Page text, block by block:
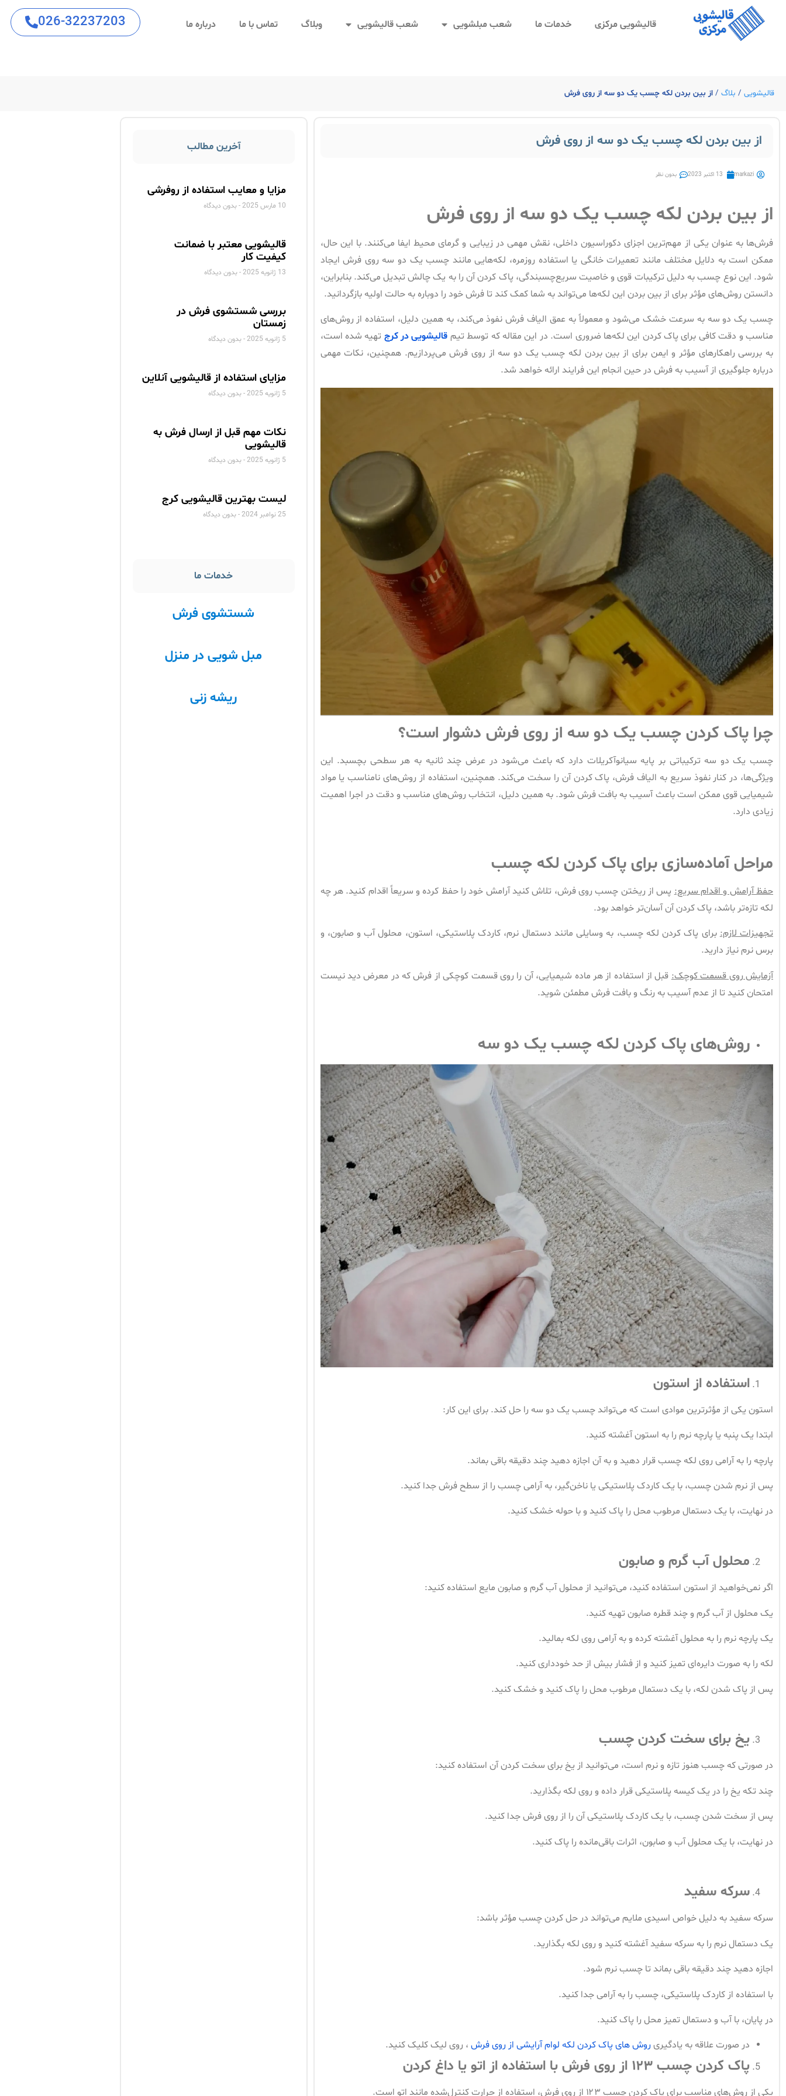
قالیشویی مرکزی خدمات ما شعب مبلشویی شعب قالیشویی وبلاگ تماس با ما درباره ما 026-32237203
قالیشویی / بلاگ / از بین بردن لکه چسب یک دو سه از روی فرش
از بین بردن لکه چسب یک دو سه از روی فرش
markazi 13 اکتبر 2023 بدون نظر
از بین بردن لکه چسب یک دو سه از روی فرش
فرش‌ها به عنوان یکی از مهم‌ترین اجزای دکوراسیون داخلی، نقش مهمی در زیبایی و گرمای محیط ایفا می‌کنند. با این حال،
ممکن است به دلایل مختلف مانند تعمیرات خانگی یا استفاده روزمره، لکه‌هایی مانند چسب یک دو سه روی فرش ایجاد
شود. این نوع چسب به دلیل ترکیبات قوی و خاصیت سریع‌چسبندگی، پاک کردن آن را به یک چالش تبدیل می‌کند. بنابراین،
دانستن روش‌های مؤثر برای از بین بردن این لکه‌ها می‌تواند به شما کمک کند تا فرش خود را دوباره به حالت اولیه بازگردانید.
چسب یک دو سه به سرعت خشک می‌شود و معمولاً به عمق الیاف فرش نفوذ می‌کند، به همین دلیل، استفاده از روش‌های
مناسب و دقت کافی برای پاک کردن این لکه‌ها ضروری است. در این مقاله که توسط تیم قالیشویی در کرج تهیه شده است،
به بررسی راهکارهای مؤثر و ایمن برای از بین بردن لکه چسب یک دو سه از روی فرش می‌پردازیم. همچنین، نکات مهمی
درباره جلوگیری از آسیب به فرش در حین انجام این فرایند ارائه خواهد شد.
چرا پاک کردن چسب یک دو سه از روی فرش دشوار است؟
چسب یک دو سه ترکیباتی بر پایه سیانوآکریلات دارد که باعث می‌شود در عرض چند ثانیه به هر سطحی بچسبد. این
ویژگی‌ها، در کنار نفوذ سریع به الیاف فرش، پاک کردن آن را سخت می‌کند. همچنین، استفاده از روش‌های نامناسب یا مواد
شیمیایی قوی ممکن است باعث آسیب به بافت فرش شود. به همین دلیل، انتخاب روش‌های مناسب و دقت در اجرا اهمیت
زیادی دارد.
مراحل آماده‌سازی برای پاک کردن لکه چسب
حفظ آرامش و اقدام سریع:پس از ریختن چسب روی فرش، تلاش کنید آرامش خود را حفظ کرده و سریعاً اقدام کنید. هر چه
لکه تازه‌تر باشد، پاک کردن آن آسان‌تر خواهد بود.
تجهیزات لازم:برای پاک کردن لکه چسب، به وسایلی مانند دستمال نرم، کاردک پلاستیکی، استون، محلول آب و صابون، و
برس نرم نیاز دارید.
آزمایش روی قسمت کوچک: قبل از استفاده از هر ماده شیمیایی، آن را روی قسمت کوچکی از فرش که در معرض دید نیست
امتحان کنید تا از عدم آسیب به رنگ و بافت فرش مطمئن شوید.
روش‌های پاک کردن لکه چسب یک دو سه
استفاده از استون
استون یکی از مؤثرترین موادی است که می‌تواند چسب یک دو سه را حل کند. برای این کار:
ابتدا یک پنبه یا پارچه نرم را به استون آغشته کنید.
پارچه را به آرامی روی لکه چسب قرار دهید و به آن اجازه دهید چند دقیقه باقی بماند.
پس از نرم شدن چسب، با یک کاردک پلاستیکی یا ناخن‌گیر، به آرامی چسب را از سطح فرش جدا کنید.
در نهایت، با یک دستمال مرطوب محل را پاک کنید و با حوله خشک کنید.
محلول آب گرم و صابون
اگر نمی‌خواهید از استون استفاده کنید، می‌توانید از محلول آب گرم و صابون مایع استفاده کنید:
یک محلول از آب گرم و چند قطره صابون تهیه کنید.
یک پارچه نرم را به محلول آغشته کرده و به آرامی روی لکه بمالید.
لکه را به صورت دایره‌ای تمیز کنید و از فشار بیش از حد خودداری کنید.
پس از پاک شدن لکه، با یک دستمال مرطوب محل را پاک کنید و خشک کنید.
یخ برای سخت کردن چسب
در صورتی که چسب هنوز تازه و نرم است، می‌توانید از یخ برای سخت کردن آن استفاده کنید:
چند تکه یخ را در یک کیسه پلاستیکی قرار داده و روی لکه بگذارید.
پس از سخت شدن چسب، با یک کاردک پلاستیکی آن را از روی فرش جدا کنید.
در نهایت، با یک محلول آب و صابون، اثرات باقی‌مانده را پاک کنید.
سرکه سفید
سرکه سفید به دلیل خواص اسیدی ملایم می‌تواند در حل کردن چسب مؤثر باشد:
یک دستمال نرم را به سرکه سفید آغشته کنید و روی لکه بگذارید.
اجازه دهید چند دقیقه باقی بماند تا چسب نرم شود.
با استفاده از کاردک پلاستیکی، چسب را به آرامی جدا کنید.
در پایان، با آب و دستمال تمیز محل را پاک کنید.
در صورت علاقه به یادگیریروش های پاک کردن لکه لوام آرایشی از روی فرش ، روی لیک کلیک کنید.
پاک کردن چسب ۱۲۳ از روی فرش با استفاده از اتو یا داغ کردن
یکی از روش‌های مناسب برای پاک کردن چسب ۱۲۳ از روی فرش، استفاده از حرارت کنترل‌شده مانند اتو است.
آخرین مطالب
مزایا و معایب استفاده از روفرشی
10 مارس 2025 بدون دیدگاه
قالیشویی معتبر با ضمانت
کیفیت کار
13 ژانویه 2025 بدون دیدگاه
بررسی شستشوی فرش در
زمستان
5 ژانویه 2025 بدون دیدگاه
مزایای استفاده از قالیشویی آنلاین
5 ژانویه 2025 بدون دیدگاه
نکات مهم قبل از ارسال فرش به
قالیشویی
5 ژانویه 2025 بدون دیدگاه
لیست بهترین قالیشویی کرج
25 نوامبر 2024 بدون دیدگاه
خدمات ما
شستشوی فرش
مبل شویی در منزل
ریشه زنی